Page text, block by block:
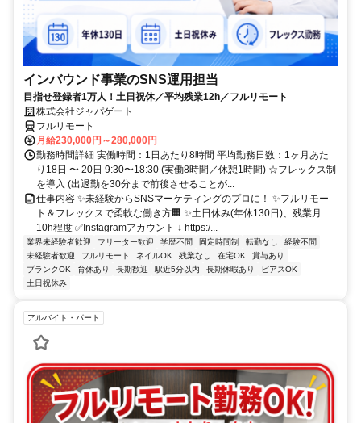
インバウンド事業のSNS運用担当
目指せ登録者1万人！土日祝休／平均残業12h／フルリモート
株式会社ジャパゲート
フルリモート
月給230,000円～280,000円
勤務時間詳細 実働時間：1日あたり8時間 平均勤務日数：1ヶ月あた
り18日 〜 20日 9:30〜18:30 (実働8時間／休憩1時間) ☆フレックス制
を導入 (出退勤を30分まで前後させることが...
仕事内容 ✨未経験からSNSマーケティングのプロに！ ✨フルリモー
ト＆フレックスで柔軟な働き方🏢 ✨土日休み(年休130日)、残業月
10h程度 ✅Instagramアカウント ↓ https:/...
業界未経験者歓迎 フリーター歓迎 学歴不問 固定時間制 転勤なし
経験不問
未経験者歓迎
フルリモート ネイルOK 残業なし 在宅OK
賞与あり
ブランクOK
育休あり 長期歓迎 駅近5分以内 長期休暇あり
ピアスOK
土日祝休み
アルバイト・パート